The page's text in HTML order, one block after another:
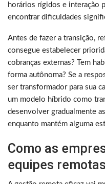
horários rígidos e interação
encontrar dificuldades
Antes de fazer a transição,
consegue estabelecer
cobranças externas? Tem
forma autônoma? Se a
ser transformador para sua
um modelo híbrido como
desenvolver gradualmente
enquanto mantém alguma
Como as
equipes